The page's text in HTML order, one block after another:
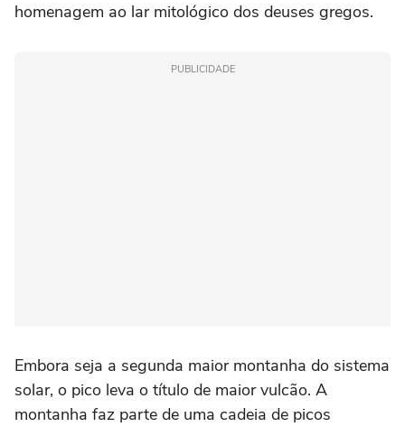
homenagem ao lar mitológico dos deuses gregos.
PUBLICIDADE
Embora seja a segunda maior montanha do sistema
solar, o pico leva o título de maior vulcão. A
montanha faz parte de uma cadeia de picos